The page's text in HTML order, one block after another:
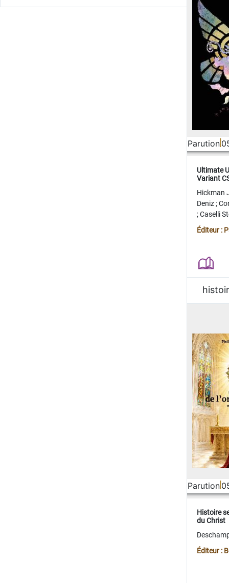
Parution
Ultimate
Variant
Hickman
Deniz;
;Caselli
Juan
Éditeur :
Parution
Histoire
du Christ
Éditeur :